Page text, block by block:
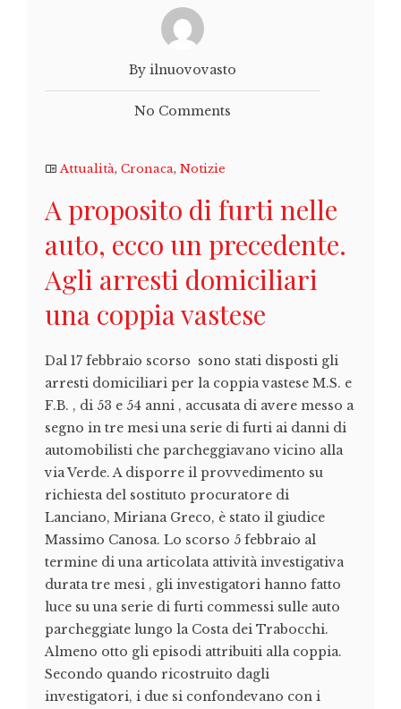
By ilnuovovasto
No Comments
Attualità, Cronaca, Notizie
A proposito di furti nelle
auto, ecco un precedente.
Agli arresti domiciliari
una coppia vastese
Dal 17 febbraio scorso sono stati disposti gli
arresti domiciliari per la coppia vastese M.S. e
F.B. , di 53 e 54 anni , accusata di avere messo a
segno in tre mesi una serie di furti ai danni di
automobilisti che parcheggiavano vicino alla
via Verde. A disporre il provvedimento su
richiesta del sostituto procuratore di
Lanciano, Miriana Greco, è stato il giudice
Massimo Canosa. Lo scorso 5 febbraio al
termine di una articolata attività investigativa
durata tre mesi , gli investigatori hanno fatto
luce su una serie di furti commessi sulle auto
parcheggiate lungo la Costa dei Trabocchi.
Almeno otto gli episodi attribuiti alla coppia.
Secondo quando ricostruito dagli
investigatori, i due si confondevano con i